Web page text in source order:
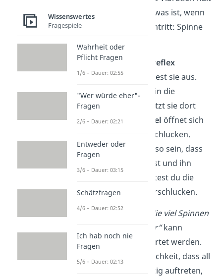
die Spinne fern. Doch was ist, wenn
der Horrorfall doch eintritt: Spinne
Dann wird der
Würgereflex
ausgelöst und du hustest sie aus.
Selbst wenn sie es bis in die
Speiseröhre schafft, sitzt sie dort
fest. DerSchließmuskel öffnet sich
nur beim Kauen und Schlucken.
Sollte es dann zufällig so sein, dass
du Speichel produzierst und ihn
runterschluckst, könntest du die
Spinnetheoretisch
verschlucken.
Doch auf die Frage
„Wie viel Spinnen
isst ein Mensch im Jahr“kann
getrost mit0 geantwortet werden.
Denn die Wahrscheinlichkeit, dass all
diese Zufälle gleichzeitig auftreten,
Wissenswertes
Fragespiele
Wahrheit oder
Pflicht Fragen
1/6 – Dauer: 02:55
"Wer würde eher"-
Fragen
2/6 – Dauer: 02:21
Entweder oder
Fragen
3/6 – Dauer: 03:15
Schätzfragen
4/6 – Dauer: 02:52
Ich hab noch nie
Fragen
5/6 – Dauer: 02:13